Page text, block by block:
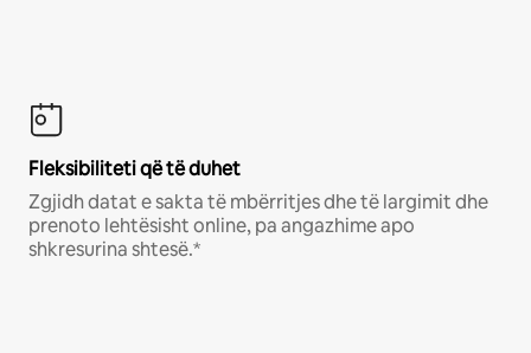
Fleksibiliteti që të duhet
Zgjidh datat e sakta të mbërritjes dhe të largimit dhe
prenoto lehtësisht online, pa angazhime apo
shkresurina shtesë.*